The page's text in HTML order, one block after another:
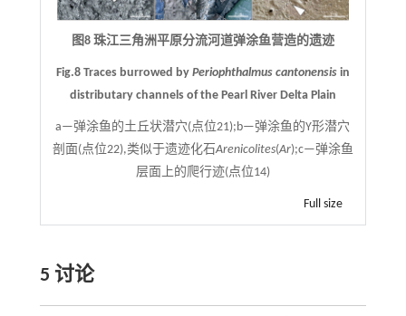
图8 珠江三角洲平原分流河道弹涂鱼营造的遗迹
Fig.8 Traces burrowed by Periophthalmus cantonensisin
distributary channels of the Pearl River Delta Plain
a—弹涂鱼的土丘状潜穴(点位21);b—弹涂鱼的Y形潜穴
剖面(点位22),类似于遗迹化石Arenicolites(Ar);c—弹涂鱼
层面上的爬行迹(点位14)
Full size
5 讨论